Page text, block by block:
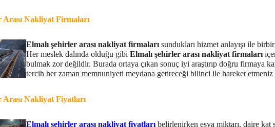
Arası Nakliyat Firmaları
Elmalı şehirler arası nakliyat firmaları sundukları hizmet anlayışı ile
Her meslek dalında olduğu gibi Elmalı şehirler arası nakliyat firmaları
bulmak zor değildir. Burada ortaya çıkan sonuç iyi araştırıp doğru firmaya
tercih her zaman memnuniyeti meydana getireceği bilinci ile hareket etmeniz
Arası Nakliyat Fiyatları
Elmalı şehirler arası nakliyat fiyatları belirlenirken eşya miktarı, daire kat